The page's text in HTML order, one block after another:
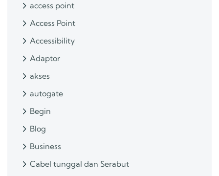
access point
Access Point
Accessibility
Adaptor
akses
autogate
Begin
Blog
Business
Cabel tunggal dan Serabut